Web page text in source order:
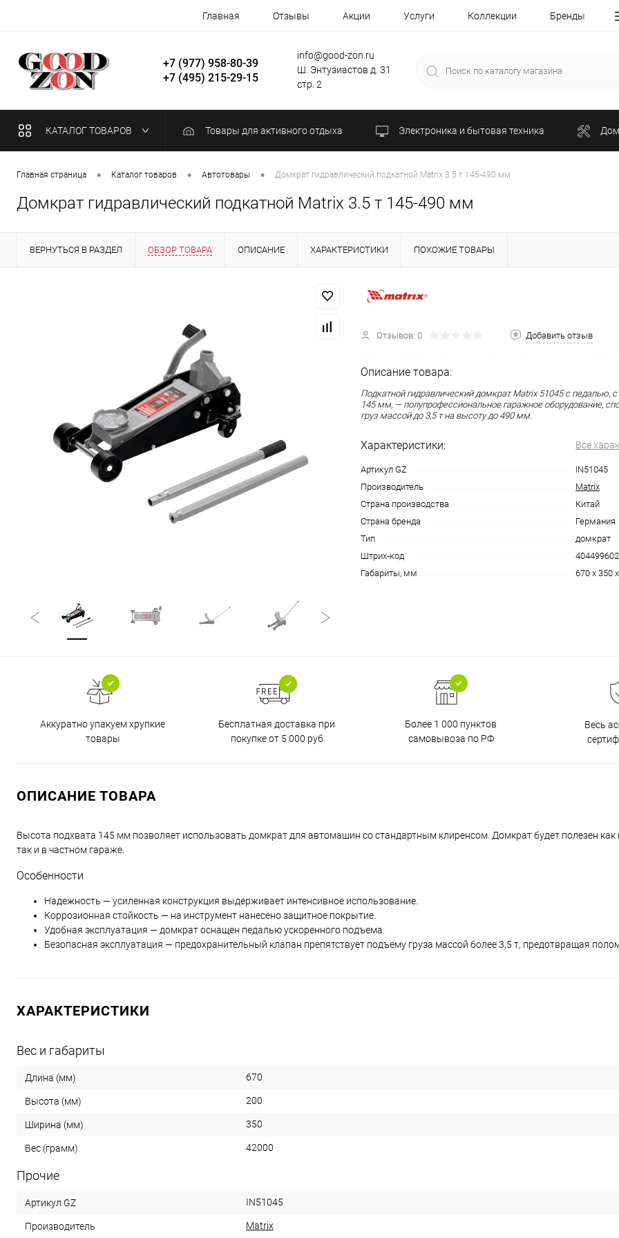
Главная Отзывы Акции Услуги Коллекции Бренды
+7 (977) 958-80-39
+7 (495) 215-29-15
info@good-zon.ru
Ш. Энтузиастов д. 31
стр. 2
КАТАЛОГ ТОВАРОВ Товары для активного отдыха Электроника и бытовая техника
Главная страница • Каталог товаров • Автотовары • Домкрат гидравлический подкатной Matrix 3.5 т 145-490 мм
Домкрат гидравлический подкатной Matrix 3.5 т 145-490 мм
ВЕРНУТЬСЯ В РАЗДЕЛ ОБЗОР ТОВАРА ОПИСАНИЕ ХАРАКТЕРИСТИКИ ПОХОЖИЕ ТОВАРЫ
Отзывов: 0 Добавить отзыв
Описание товара:
Подкатной гидравлический домкрат Matrix 51045 с педалью,
145 мм, — полупрофессиональное гаражное оборудование,
груз массой до 3,5 т на высоту до 490 мм.
Характеристики: Все
Артикул GZ
IN51045
Производитель
Matrix
Страна производства
Китай
Страна бренда
Германия
Тип
домкрат
Штрих-код
Габариты, мм
670 x 350
Аккуратно упакуем хрупкие
товары
Бесплатная доставка при
покупке от 5 000 руб
Более 1 000 пунктов
самовывоза по РФ
Весь
ОПИСАНИЕ ТОВАРА
Высота подхвата 145 мм позволяет использовать домкрат для автомашин со стандартным клиренсом. Домкрат будет полезен как
так и в частном гараже.
Особенности
Надежность — усиленная конструкция выдерживает интенсивное использование.
Коррозионная стойкость — на инструмент нанесено защитное покрытие.
Удобная эксплуатация — домкрат оснащен педалью ускоренного подъема.
Безопасная эксплуатация — предохранительный клапан препятствует подъему груза массой более 3,5 т, предотвращая
ХАРАКТЕРИСТИКИ
Вес и габариты
Длина (мм) 670
Высота (мм) 200
Ширина (мм) 350
Вес (грамм) 42000
Прочие
Артикул GZ IN51045
Производитель Matrix